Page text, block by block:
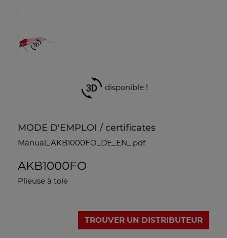
disponible !
MODE D'EMPLOI / certificates
Manual_AKB1000FO_DE_EN_.pdf
AKB1000FO
Plieuse à tole
TROUVER UN DISTRIBUTEUR